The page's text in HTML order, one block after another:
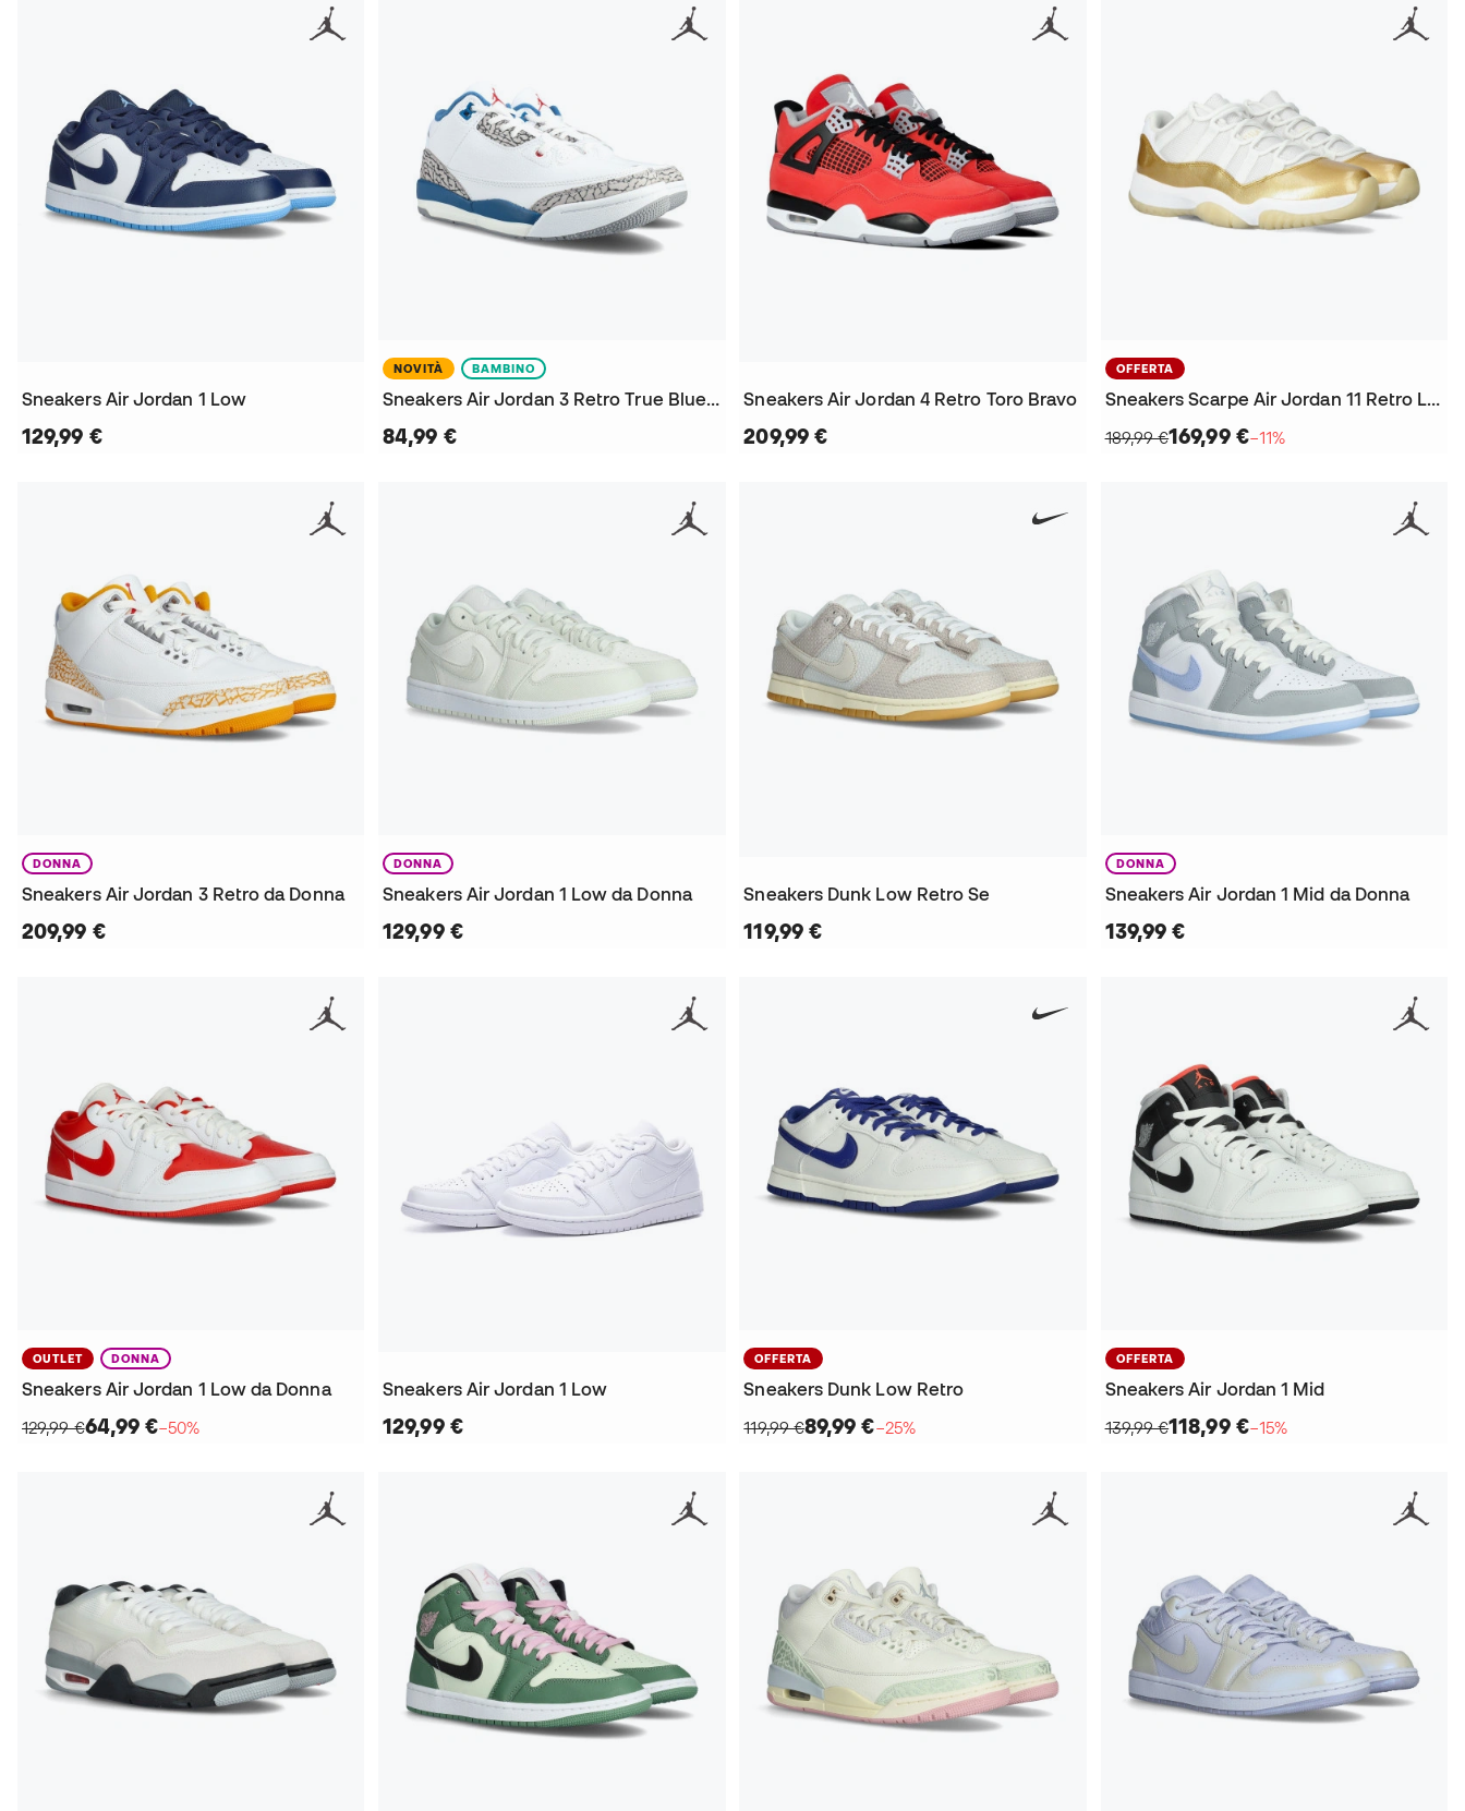
Sneakers Air Jordan 1 Low
129,99 €
NOVITÀ BAMBINO
Sneakers Air Jordan 3 Retro True Blue Preescolar
84,99 €
Sneakers Air Jordan 4 Retro Toro Bravo
209,99 €
OFFERTA
Sneakers Scarpe Air Jordan 11 Retro Low da Donna
189,99 €169,99 €−11%
DONNA
Sneakers Air Jordan 3 Retro da Donna
209,99 €
DONNA
Sneakers Air Jordan 1 Low da Donna
129,99 €
Sneakers Dunk Low Retro Se
119,99 €
DONNA
Sneakers Air Jordan 1 Mid da Donna
139,99 €
OUTLET DONNA
Sneakers Air Jordan 1 Low da Donna
129,99 €64,99 €−50%
Sneakers Air Jordan 1 Low
129,99 €
OFFERTA
Sneakers Dunk Low Retro
119,99 €89,99 €−25%
OFFERTA
Sneakers Air Jordan 1 Mid
139,99 €118,99 €−15%